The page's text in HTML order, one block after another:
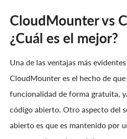
CloudMounter vs
¿Cuál es el mejor?
Una de las ventajas más
CloudMounter es el hecho de
funcionalidad de forma gratuita,
código abierto. Otro aspecto del
abierto es que es mantenido por